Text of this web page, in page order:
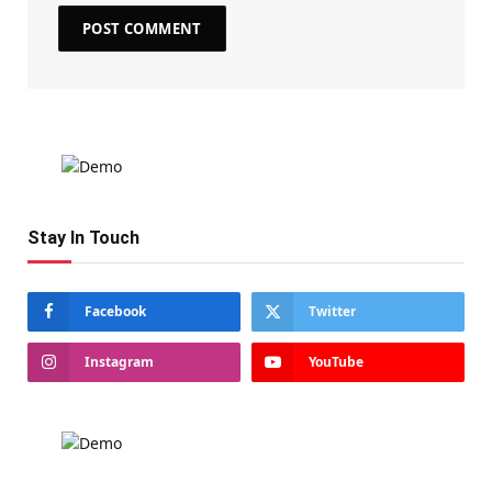
Stay In Touch
Facebook Twitter
Instagram YouTube